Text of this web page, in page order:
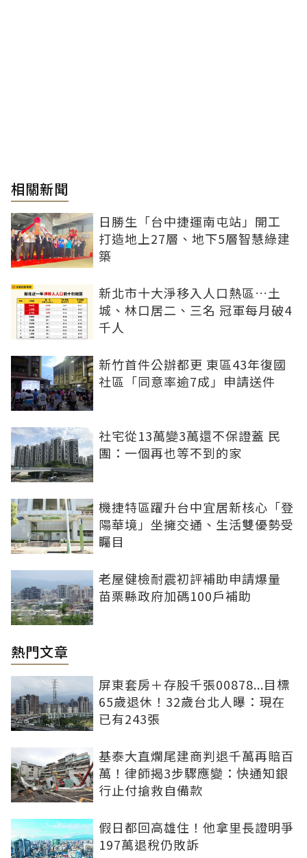
相關新聞
日勝生「台中捷運南屯站」開工
打造地上27層、地下5層智慧綠建
築
新北市十大淨移入人口熱區…土
城、林口居二、三名 冠軍每月破4
千人
新竹首件公辦都更 東區43年復國
社區「同意率逾7成」申請送件
社宅從13萬變3萬還不保證蓋 民
團：一個再也等不到的家
機捷特區躍升台中宜居新核心「登
陽華境」坐擁交通、生活雙優勢受
矚目
老屋健檢耐震初評補助申請爆量
苗栗縣政府加碼100戶補助
熱門文章
屏東套房＋存股千張00878...目標
65歲退休！32歲台北人曝：現在
已有243張
基泰大直爛尾建商判退千萬再賠百
萬！律師揭3步驟應變：快通知銀
行止付搶救自備款
假日都回高雄住！他拿里長證明爭
197萬退稅仍敗訴